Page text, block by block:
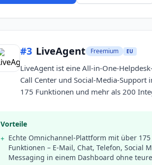
#3 LiveAgent Freemium EU
LiveAgent ist eine All-in-One-
Call Center und Social-Media-
175 Funktionen und mehr als 200
Vorteile
+ Echte Omnichannel-Plattform mit über 175
Funktionen – E-Mail, Chat, Telefon, Social
Messaging in einem Dashboard ohne